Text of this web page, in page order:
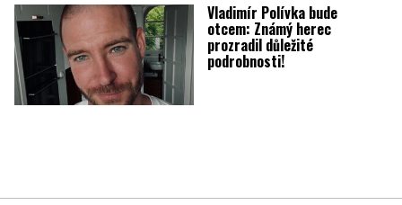
Vladimír Polívka bude
otcem: Známý herec
prozradil důležité
podrobnosti!